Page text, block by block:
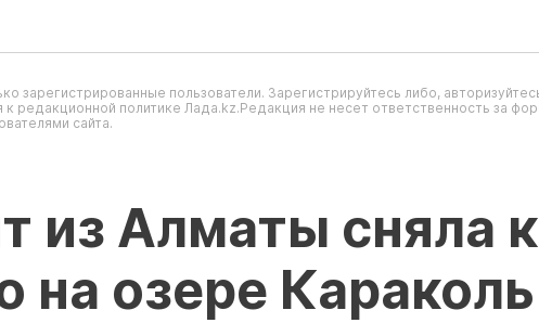
зарегистрированные пользователи. Зарегистрируйтесь либо,
редакционной политике Лада.kz.Редакция не несет ответственность за
сайта.
из Алматы сняла
на озере Караколь